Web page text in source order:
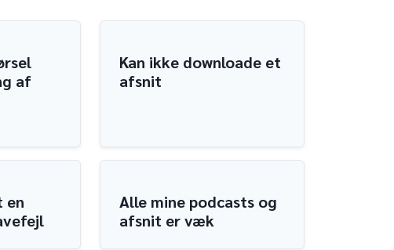
af
Kan ikke downloade et
afsnit
en
Alle mine podcasts og
afsnit er væk